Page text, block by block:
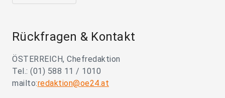
Rückfragen & Kontakt
ÖSTERREICH, Chefredaktion
Tel.: (01) 588 11 / 1010
mailto:redaktion@oe24.at